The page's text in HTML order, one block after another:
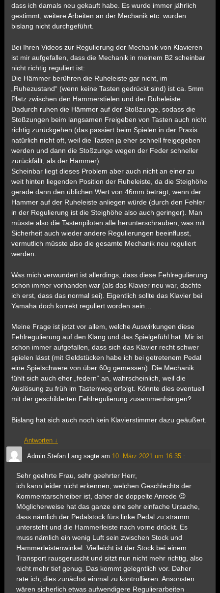
dass ich damals neu gekauft habe. Es wurde immer jährlich
gestimmt, weitere Arbeiten an der Mechanik etc. wurden
bislang nicht durchgeführt.
Bei Ihren Videos zur Regulierung der Mechanik von Klavieren
ist mir aufgefallen, dass die Mechanik in meinem B2 scheinbar
nicht richtig reguliert ist:
Die Hämmer berühren die Ruheleiste gar nicht, im
„Ruhezustand“ (wenn keine Tasten gedrückt sind) ist ca. 5mm
Platz zwischen den Hammerstielen und der Ruheleiste.
Dadurch ruhen die Hämmer auf der Stoßzunge, sodass die
Stoßzungen beim langsamen Freigeben von Tasten auch nicht
richtig zurückgehen (das passiert beim Spielen in der Praxis
natürlich nicht oft, weil die Tasten ja eher schnell freigegeben
werden und dann die Stoßzunge wegen der Feder schneller
zurückfällt, als der Hammer).
Scheinbar liegt dieses Problem aber auch nicht an einer zu
weit hinten liegenden Position der Ruheleiste, da die Steighöhe
gerade dann den üblichen Wert von 46mm beträgt, wenn der
Hammer auf der Ruheleiste anliegen würde (durch den Fehler
in der Regulierung ist die Steighöhe also auch geringer). Man
müsste also die Tastenpiloten alle herunterschrauben, was mit
Sicherheit auch wieder andere Regulierungen beeinflusst,
vermutlich müsste also die gesamte Mechanik neu reguliert
werden.
Was mich verwundert ist allerdings, dass diese Fehlregulierung
schon immer vorhanden war (als das Klavier neu war, dachte
ich erst, dass das normal sei). Eigentlich sollte das Klavier bei
Yamaha doch korrekt reguliert worden sein…
Meine Frage ist jetzt vor allem, welche Auswirkungen diese
Fehlregulierung auf den Klang und das Spielgefühl hat. Mir ist
schon immer aufgefallen, dass sich das Klavier recht schwer
spielen lässt (mit Geldstücken habe ich bei getretenem Pedal
eine Spielschwere von über 60g gemessen). Die Mechanik
fühlt sich auch eher „federn“ an, wahrscheinlich, weil die
Auslösung zu früh im Tastenweg erfolgt. Könnte dies eventuell
mit der geschilderten Fehlregulierung zusammenhängen?
Bislang hat sich auch noch kein Klavierstimmer dazu geäußert.
Antworten ↓
Admin Stefan Langsagte am 10. März 2021 um 16:35 :
Sehr geehrte Frau, sehr geehrter Herr,
ich kann leider nicht erkennen, welchen Geschlechts der
Kommentarschreiber ist, daher die doppelte Anrede 😉
Möglicherweise hat das ganze eine sehr einfache Ursache,
dass nämlich der Pedalstock fürs linke Pedal zu stramm
untersteht und die Hammerleiste nach vorne drückt. Es
muss nämlich ein wenig Luft sein zwischen Stock und
Hammerleistenwinkel. Vielleicht ist der Stock bei einem
Transport rausgeruscht und sitzt nun nicht mehr richtig, also
nicht mehr tief genug. Das kommt gelegntlich vor. Daher
rate ich, dies zunächst einmal zu kontrollieren. Ansonsten
wären sicherlich etwas aufwendigere Regulierarbeiten